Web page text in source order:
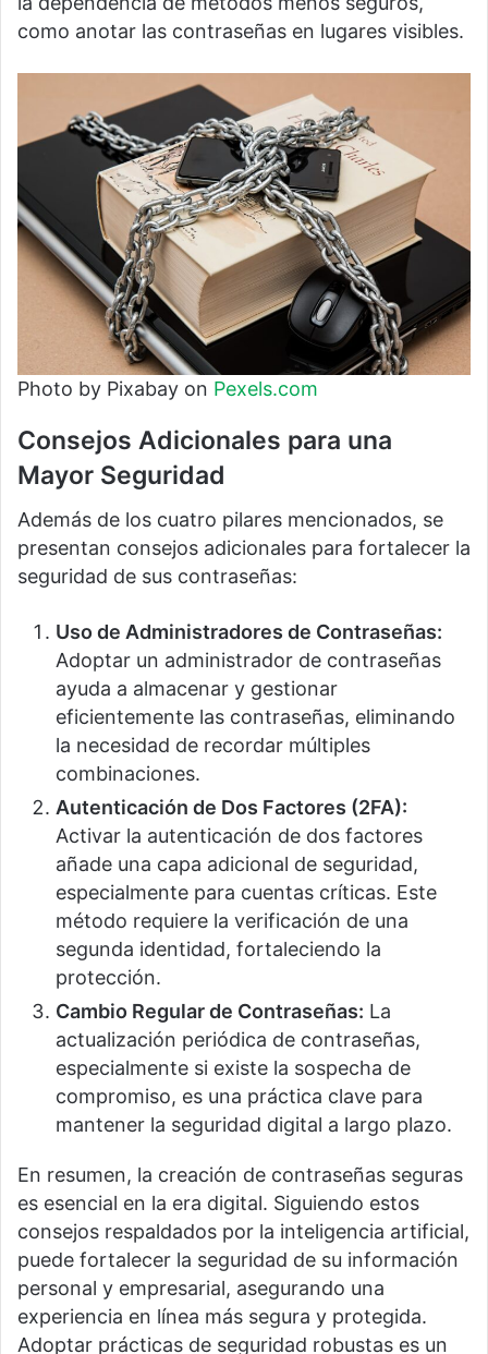
como anotar las contraseñas en lugares visibles.
Photo by Pixabay on Pexels.com
Consejos Adicionales para una
Mayor Seguridad
Además de los cuatro pilares mencionados, se
presentan consejos adicionales para fortalecer la
seguridad de sus contraseñas:
Uso de Administradores de Contraseñas:
Adoptar un administrador de contraseñas
ayuda a almacenar y gestionar
eficientemente las contraseñas, eliminando
la necesidad de recordar múltiples
combinaciones.
Autenticación de Dos Factores (2FA):
Activar la autenticación de dos factores
añade una capa adicional de seguridad,
especialmente para cuentas críticas. Este
método requiere la verificación de una
segunda identidad, fortaleciendo la
protección.
Cambio Regular de Contraseñas: La
actualización periódica de contraseñas,
especialmente si existe la sospecha de
compromiso, es una práctica clave para
mantener la seguridad digital a largo plazo.
En resumen, la creación de contraseñas seguras
es esencial en la era digital. Siguiendo estos
consejos respaldados por la inteligencia artificial,
puede fortalecer la seguridad de su información
personal y empresarial, asegurando una
experiencia en línea más segura y protegida.
Adoptar prácticas de seguridad robustas es un